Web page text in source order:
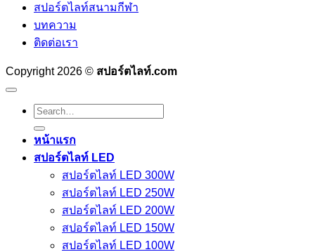
สปอร์ตไลท์สนามกีฬา
บทความ
ติดต่อเรา
Copyright 2026 © สปอร์ตไลท์.com
Search
for:
หน้าแรก
สปอร์ตไลท์ LED
สปอร์ตไลท์ LED 300W
สปอร์ตไลท์ LED 250W
สปอร์ตไลท์ LED 200W
สปอร์ตไลท์ LED 150W
สปอร์ตไลท์ LED 100W